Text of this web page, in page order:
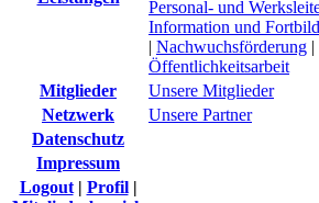
Personal- und
Information und
| Nachwuchsförderung |
Öffentlichkeitsarbeit
Mitglieder
Unsere Mitglieder
Netzwerk
Unsere Partner
Datenschutz
Impressum
Logout| Profil|